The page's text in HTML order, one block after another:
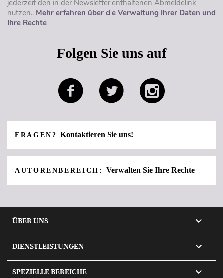
jederzeit den in der Newsletter enthaltenen Abmeldelink
nutzen.. Mehr erfahren über die Verwaltung Ihrer Daten und
Ihre Rechte
Folgen Sie uns auf
FRAGEN?Kontaktieren Sie uns!
AUTORENBEREICH:Verwalten Sie Ihre Rechte
ÜBER UNS 
DIENSTLEISTUNGEN 
SPEZIELLE BEREICHE 